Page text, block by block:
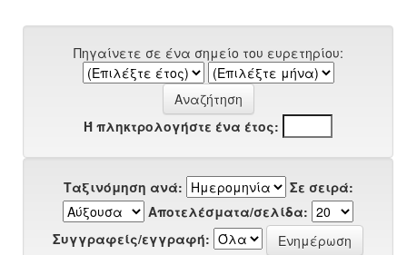
Πηγαίνετε σε ένα σημείο του ευρετηρίου:
Ή πληκτρολογήστε ένα έτος:
Ταξινόμηση ανά:
Σε σειρά:
Αποτελέσματα/σελίδα:
Συγγραφείς/εγγραφή: